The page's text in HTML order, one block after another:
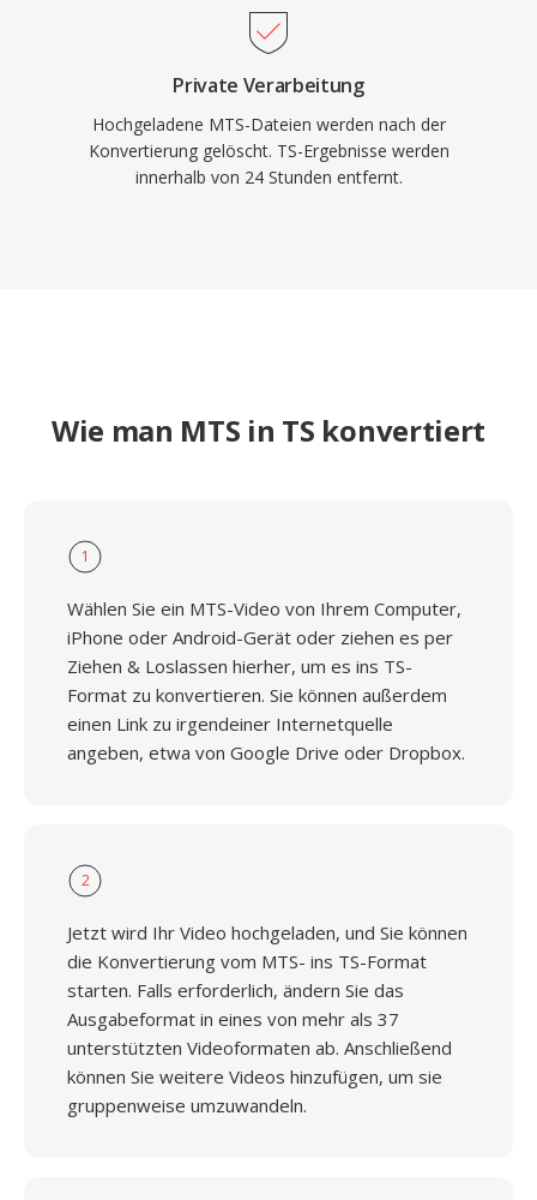
Private Verarbeitung
Hochgeladene MTS-Dateien werden nach der
Konvertierung gelöscht. TS-Ergebnisse werden
innerhalb von 24 Stunden entfernt.
Wie man MTS in TS konvertiert
1
Wählen Sie ein MTS-Video von Ihrem Computer,
iPhone oder Android-Gerät oder ziehen es per
Ziehen & Loslassen hierher, um es ins TS-
Format zu konvertieren. Sie können außerdem
einen Link zu irgendeiner Internetquelle
angeben, etwa von Google Drive oder Dropbox.
2
Jetzt wird Ihr Video hochgeladen, und Sie können
die Konvertierung vom MTS- ins TS-Format
starten. Falls erforderlich, ändern Sie das
Ausgabeformat in eines von mehr als 37
unterstützten Videoformaten ab. Anschließend
können Sie weitere Videos hinzufügen, um sie
gruppenweise umzuwandeln.